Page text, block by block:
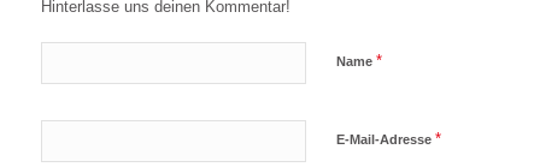
Hinterlasse uns deinen Kommentar!
Name *
E-Mail-Adresse *